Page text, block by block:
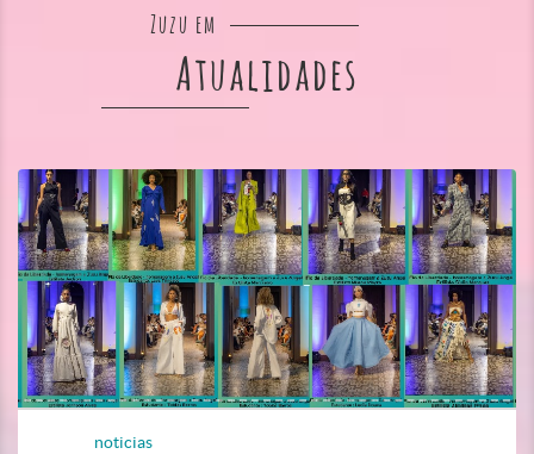
Zuzu em
Atualidades
noticias